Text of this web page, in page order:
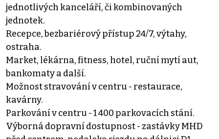
jednotlivých kanceláří, či kombinovaných
jednotek.
Recepce, bezbariérový přístup 24/7, výtahy,
ostraha.
Market, lékárna, fitness, hotel, ruční mytí aut,
bankomaty a další.
Možnost stravování v centru - restaurace,
kavárny.
Parkování v centru - 1 400 parkovacích stání.
Výborná dopravní dostupnost - zastávky MHD